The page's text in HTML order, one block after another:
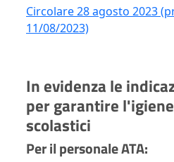
Circolare 28 agosto 2023
11/08/2023)
In evidenza le
per garantire
scolastici
Per il personale ATA: